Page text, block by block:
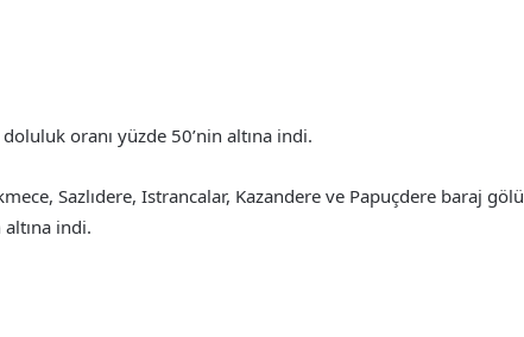
oranı yüzde 50’nin altına indi.
Sazlıdere, Istrancalar, Kazandere ve Papuçdere baraj gölü
indi.